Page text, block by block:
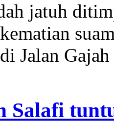
jatuh
Jalan
Salafi